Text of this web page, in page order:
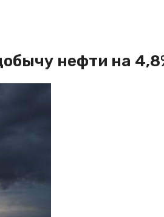
нефти на